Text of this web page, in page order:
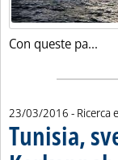
Con queste pa...
23/03/2016 - Ricerca
Tunisia,